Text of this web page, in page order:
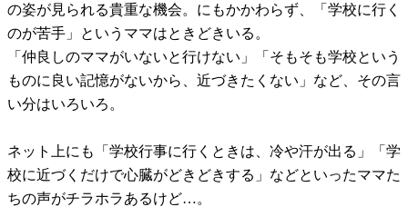
の姿が見られる貴重な機会。にもかかわらず、「学校に行く
のが苦手」というママはときどきいる。
「仲良しのママがいないと行けない」「そもそも学校という
ものに良い記憶がないから、近づきたくない」など、その言
い分はいろいろ。
ネット上にも「学校行事に行くときは、冷や汗が出る」「学
校に近づくだけで心臓がどきどきする」などといったママた
ちの声がチラホラあるけど…。